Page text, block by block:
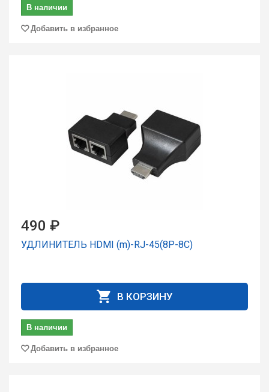
В наличии
Добавить в избранное
490 ₽
УДЛИНИТЕЛЬ HDMI (m)-RJ-45(8P-8C)
В КОРЗИНУ
В наличии
Добавить в избранное